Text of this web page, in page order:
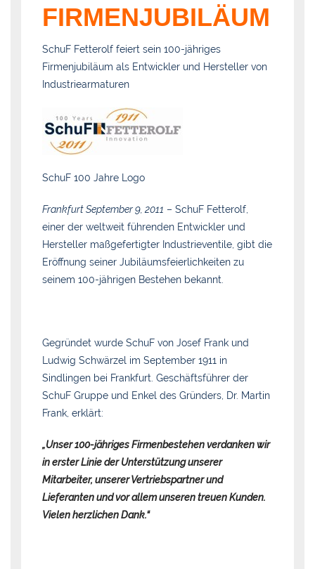
FIRMENJUBILÄUM
SchuF Fetterolf feiert sein 100-jähriges
Firmenjubiläum als Entwickler und Hersteller von
Industriearmaturen
SchuF 100 Jahre Logo
Frankfurt September 9, 2011 – SchuF Fetterolf,
einer der weltweit führenden Entwickler und
Hersteller maßgefertigter Industrieventile, gibt die
Eröffnung seiner Jubiläumsfeierlichkeiten zu
seinem 100-jährigen Bestehen bekannt.
Gegründet wurde SchuF von Josef Frank und
Ludwig Schwärzel im September 1911 in
Sindlingen bei Frankfurt. Geschäftsführer der
SchuF Gruppe und Enkel des Gründers, Dr. Martin
Frank, erklärt:
„Unser 100-jähriges Firmenbestehen verdanken wir
in erster Linie der Unterstützung unserer
Mitarbeiter, unserer Vertriebspartner und
Lieferanten und vor allem unseren treuen Kunden.
Vielen herzlichen Dank.“